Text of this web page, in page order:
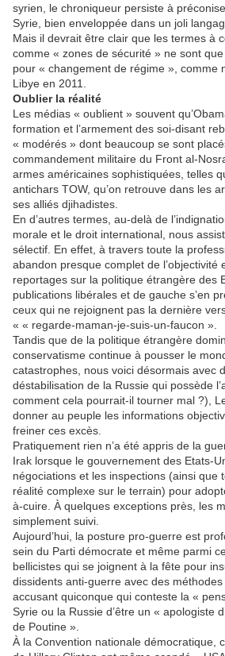
syrien, le chroniqueur persiste à
Syrie, bien enveloppée dans un joli
Mais il devrait être clair que les termes à
comme « zones de sécurité » ne sont
pour « changement de régime », comme
Libye en 2011.
Oublier la réalité
Les médias « oublient » souvent
formation et l’armement des soi-disant
« modérés » dont beaucoup se sont
commandement militaire du Front al-
armes américaines sophistiquées, telles
antichars TOW, qu’on retrouve dans les
ses alliés djihadistes.
En d’autres termes, au-delà de
morale et le droit international, nous
sélectif. En effet, à travers toute la
abandon presque complet de l’objectivité
reportages sur la politique étrangère des
publications libérales et de gauche s’en
ceux qui ne rejoignent pas la dernière
« « regarde-maman-je-suis-un-faucon ».
Tandis que de la politique étrangère
conservatisme continue à pousser le
catastrophes, nous voici désormais avec
déstabilisation de la Russie qui possède
comment cela pourrait-il tourner mal ?),
donner au peuple les informations
freiner ces excès.
Pratiquement rien n’a été appris de la
Irak lorsque le gouvernement des Etats-
négociations et les inspections (ainsi que
réalité complexe sur le terrain) pour
à-cuire. À quelques exceptions près, les
simplement suivi.
Aujourd’hui, la posture pro-guerre est
sein du Parti démocrate et même parmi
bellicistes qui se joignent à la fête pour
dissidents anti-guerre avec des
accusant quiconque qui conteste la «
Syrie ou la Russie d’être un « apologiste
de Poutine ».
À la Convention nationale démocratique,